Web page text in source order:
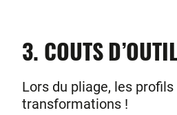
3. COUTS
Lors du pliage, les
transformations !